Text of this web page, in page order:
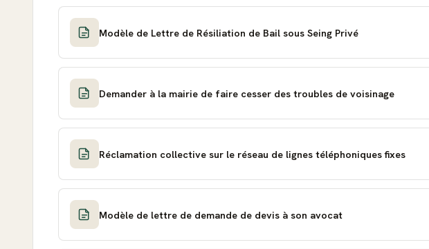
Modèle de Lettre de Résiliation de Bail sous Seing Privé
Demander à la mairie de faire cesser des troubles de voisinage
Réclamation collective sur le réseau de lignes téléphoniques fixes
Modèle de lettre de demande de devis à son avocat